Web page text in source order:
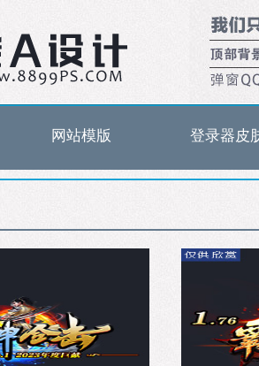
网站模版 登录器皮